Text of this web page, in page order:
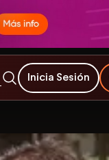
Inicia Sesión